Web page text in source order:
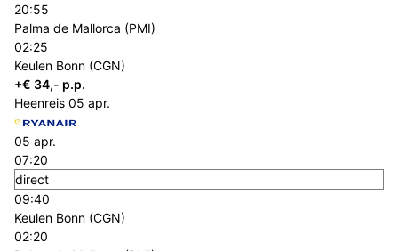
20:55
Palma de Mallorca (PMI)
02:25
Keulen Bonn (CGN)
+€ 34,- p.p.
Heenreis 05 apr.
05 apr.
07:20
direct
09:40
Keulen Bonn (CGN)
02:20